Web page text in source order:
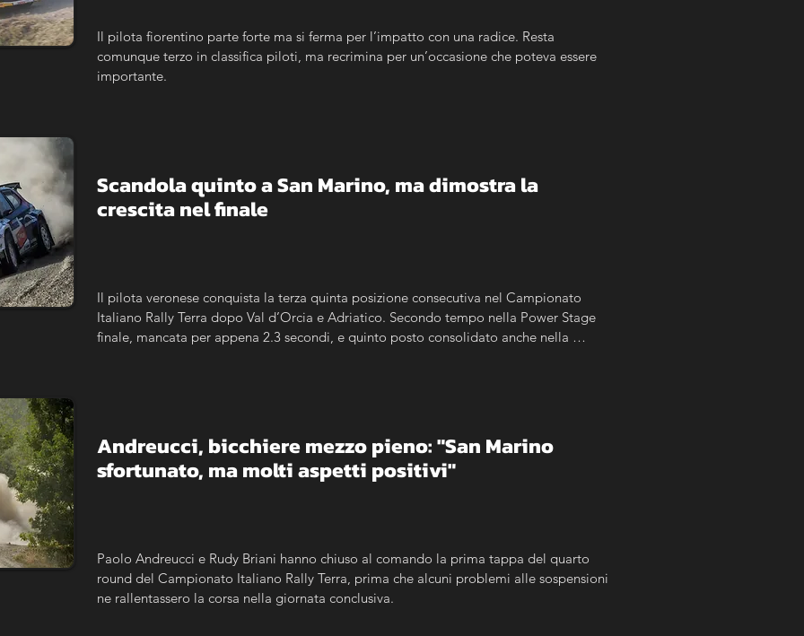
Il pilota fiorentino parte forte ma si ferma per l’impatto con una radice. Resta
comunque terzo in classifica piloti, ma recrimina per un’occasione che poteva essere
importante.
Scandola quinto a San Marino, ma dimostra la
crescita nel finale
Il pilota veronese conquista la terza quinta posizione consecutiva nel Campionato
Italiano Rally Terra dopo Val d’Orcia e Adriatico. Secondo tempo nella Power Stage
finale, mancata per appena 2.3 secondi, e quinto posto consolidato anche nella
Andreucci, bicchiere mezzo pieno: "San Marino
sfortunato, ma molti aspetti positivi"
Paolo Andreucci e Rudy Briani hanno chiuso al comando la prima tappa del quarto
round del Campionato Italiano Rally Terra, prima che alcuni problemi alle sospensioni
ne rallentassero la corsa nella giornata conclusiva.